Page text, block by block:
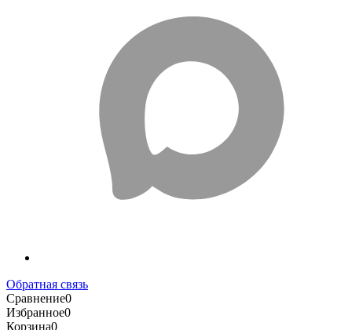
Обратная связь
Сравнение0
Избранное0
Корзина0